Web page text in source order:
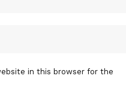
in this browser for the